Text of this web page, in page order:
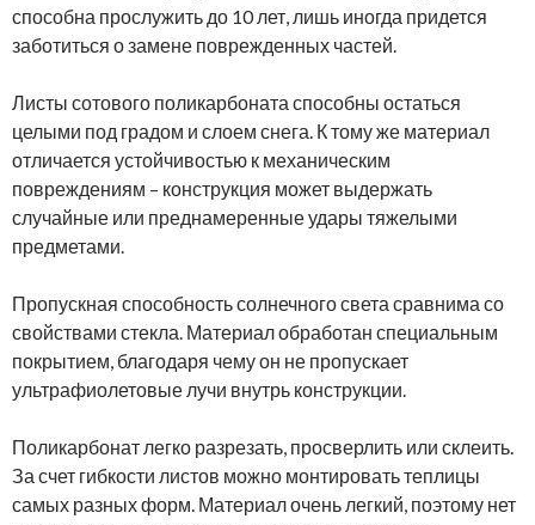
способна прослужить до 10 лет, лишь иногда придется
заботиться о замене поврежденных частей.
Листы сотового поликарбоната способны остаться
целыми под градом и слоем снега. К тому же материал
отличается устойчивостью к механическим
повреждениям – конструкция может выдержать
случайные или преднамеренные удары тяжелыми
предметами.
Пропускная способность солнечного света сравнима со
свойствами стекла. Материал обработан специальным
покрытием, благодаря чему он не пропускает
ультрафиолетовые лучи внутрь конструкции.
Поликарбонат легко разрезать, просверлить или склеить.
За счет гибкости листов можно монтировать теплицы
самых разных форм. Материал очень легкий, поэтому нет